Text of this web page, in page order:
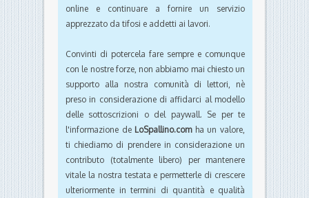
online e continuare a fornire un servizio
apprezzato da tifosi e addetti ai lavori.
Convinti di potercela fare sempre e comunque
con le nostre forze, non abbiamo mai chiesto un
supporto alla nostra comunità di lettori, nè
preso in considerazione di affidarci al modello
delle sottoscrizioni o del paywall. Se per te
l'informazione de LoSpallino.comha un valore,
ti chiediamo di prendere in considerazione un
contributo (totalmente libero) per mantenere
vitale la nostra testata e permetterle di crescere
ulteriormente in termini di quantità e qualità